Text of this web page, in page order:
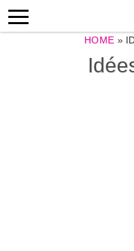
HOME »